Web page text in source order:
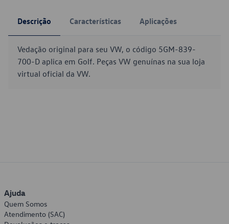
Descrição Características Aplicações
Vedação original para seu VW, o código 5GM-839-
700-D aplica em Golf. Peças VW genuínas na sua loja
virtual oficial da VW.
Ajuda
Quem Somos
Atendimento (SAC)